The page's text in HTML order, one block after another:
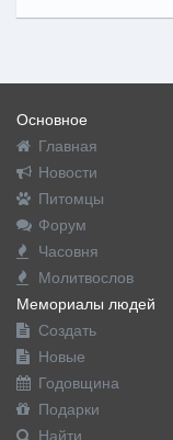
Основное
Главная
Новости
Питомцы
Форум
Часовня
Молитвослов
Мемориалы людей
Создать
Новые
Годовщина
Подарки
Найти